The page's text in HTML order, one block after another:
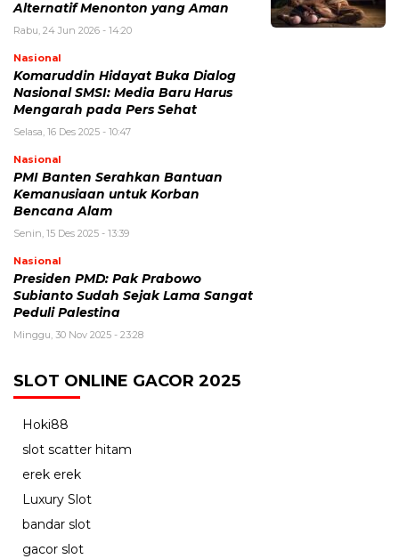
Alternatif Menonton yang Aman
Rabu, 24 Jun 2026 - 14:20
Nasional
Komaruddin Hidayat Buka Dialog
Nasional SMSI: Media Baru Harus
Mengarah pada Pers Sehat
Selasa, 16 Des 2025 - 10:47
Nasional
PMI Banten Serahkan Bantuan
Kemanusiaan untuk Korban
Bencana Alam
Senin, 15 Des 2025 - 13:39
Nasional
Presiden PMD: Pak Prabowo
Subianto Sudah Sejak Lama Sangat
Peduli Palestina
Minggu, 30 Nov 2025 - 23:28
SLOT ONLINE GACOR 2025
Hoki88
slot scatter hitam
erek erek
Luxury Slot
bandar slot
gacor slot